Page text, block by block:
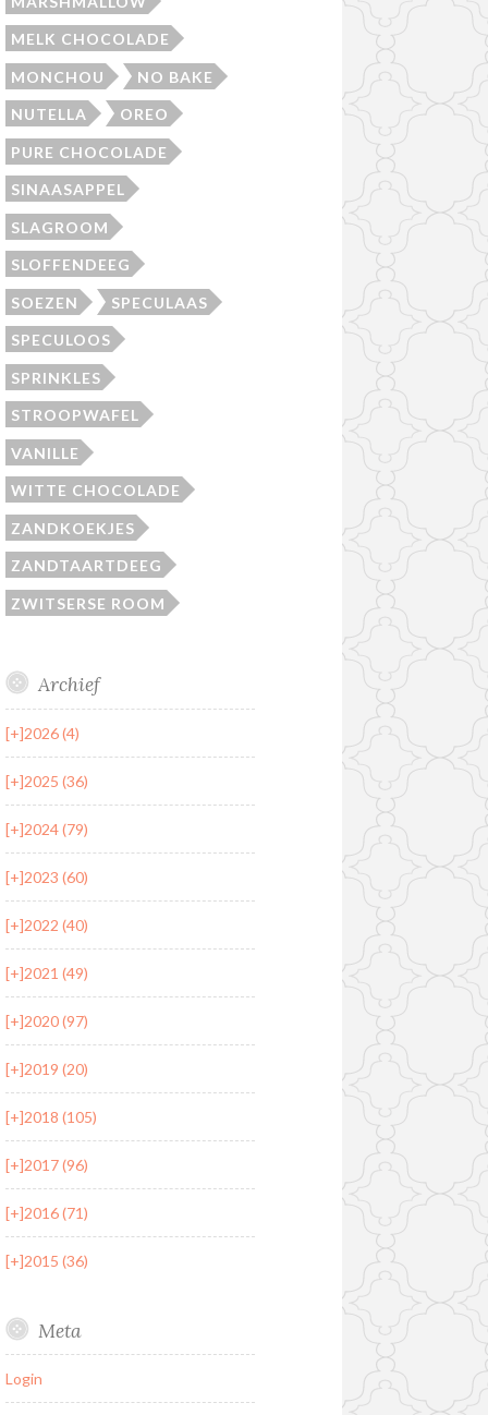
MELK CHOCOLADE
MONCHOU NO BAKE
NUTELLA OREO
PURE CHOCOLADE
SINAASAPPEL
SLAGROOM
SLOFFENDEEG
SOEZEN SPECULAAS
SPECULOOS
SPRINKLES
STROOPWAFEL
VANILLE
WITTE CHOCOLADE
ZANDKOEKJES
ZANDTAARTDEEG
ZWITSERSE ROOM
Archief
[+]2026 (4)
[+]2025 (36)
[+]2024 (79)
[+]2023 (60)
[+]2022 (40)
[+]2021 (49)
[+]2020 (97)
[+]2019 (20)
[+]2018 (105)
[+]2017 (96)
[+]2016 (71)
[+]2015 (36)
Meta
Login